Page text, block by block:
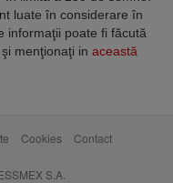
luate în considerare în
informaţii poate fi făcută
menţionaţi in această
Cookies Contact
S.A.